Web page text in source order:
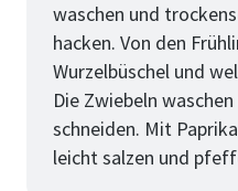
waschen und
hacken. Von den
Wurzelbüschel und
Die Zwiebeln
schneiden. Mit
leicht salzen und